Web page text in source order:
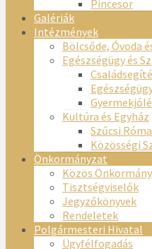
Pincesor
Galériák
Intézmények
Bölcsőde, Óvoda
Egészségügy és
Kultúra és Egyház
Szűcsi
Közösségi
Önkormányzat
Közös
Tisztségviselők
Jegyzőkönyvek
Rendeletek
Polgármesteri Hivatal
Ügyfélfogadás